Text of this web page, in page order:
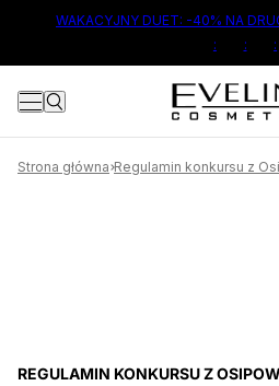
TREŚCI
WAKACYJNY DUET: -40% NA
:
: :
Strona główna Regulamin konkursu z
REGULAMIN KONKURSU Z